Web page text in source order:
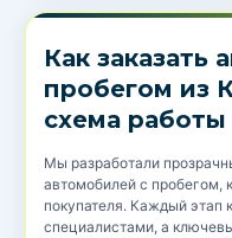
Как заказать
пробегом из
схема работы
Мы разработали
автомобилей с пробегом,
покупателя. Каждый этап
специалистами, а